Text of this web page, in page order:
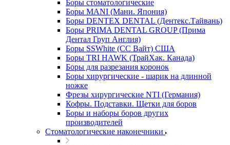
Боры стоматологические
Боры MANI (Мани. Япония)
Боры DENTEX DENTAL (Дентекс.Тайвань)
Боры PRIMA DENTAL GROUP (Прима
Дентал Груп Англия)
Боры SSWhite (СС Вайт) США
Боры TRI HAWK (ТрайХак. Канада)
Боры для разрезания коронок
Боры хирургические - шарик на длинной
ножке
Фрезы хирургические NTI (Германия)
Кофры. Подставки. Щетки для боров
Боры и наборы боров других
производителей
Стоматологические наконечники